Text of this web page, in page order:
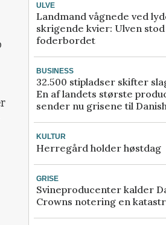
ULVE
Landmand vågnede ved
skrigende kvier: Ulven stod
foderbordet
BUSINESS
32.500 stipladser skifter
En af landets største
sender nu grisene til
KULTUR
Herregård holder høstdag
GRISE
Svineproducenter kalder
Crowns notering en